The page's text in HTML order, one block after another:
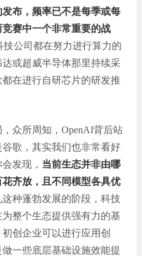
布，频率已不是每季或每
赛中一个非常重要的战
技公司都在努力进行算力的
或超威半导体那里持续采
在进行自研芯片的研发推
众所周知，OpenAI背后站
歌，其实我们也非常看好
发现， 当前生态并非由哪
齐放，且不同模型各具优
种蓬勃发展的阶段，科技
整个生态提供强有力的基
创企业可以进行应用创
一些底层基础设施效能提